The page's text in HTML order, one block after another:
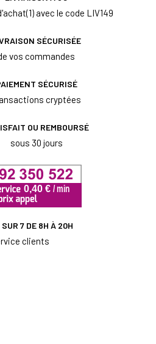
avec le code LIV149
SÉCURISÉE
vos commandes
SÉCURISÉ
cryptées
OU REMBOURSÉ
sous 30 jours
7 DE 8H À 20H
clients